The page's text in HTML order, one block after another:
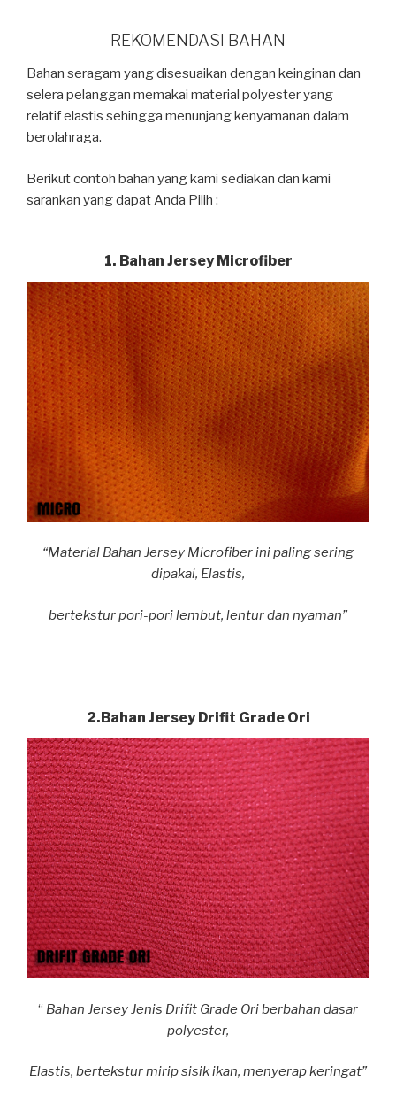
REKOMENDASI BAHAN
Bahan seragam yang disesuaikan dengan keinginan dan
selera pelanggan memakai material polyester yang
relatif elastis sehingga menunjang kenyamanan dalam
berolahraga.
Berikut contoh bahan yang kami sediakan dan kami
sarankan yang dapat Anda Pilih :
1. Bahan Jersey Microfiber
“Material Bahan Jersey Microfiber ini paling sering
dipakai, Elastis,
bertekstur pori-pori lembut, lentur dan nyaman”
2.Bahan Jersey Drifit Grade Ori
“ Bahan Jersey Jenis Drifit Grade Ori berbahan dasar
polyester,
Elastis, bertekstur mirip sisik ikan, menyerap keringat”